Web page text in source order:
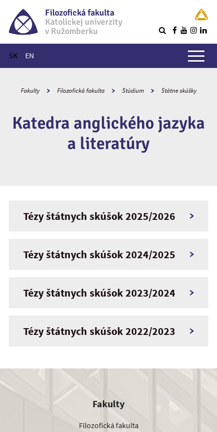
Filozofická fakulta
Katolíckej univerzity
v Ružomberku
SK EN
Hlavné menu
Fakulty Filozofická fakulta Štúdium Štátne skúšky
Katedra anglického jazyka
a literatúry
Tézy štátnych skúšok 2025/2026
Tézy štátnych skúšok 2024/2025
Tézy štátnych skúšok 2023/2024
Tézy štátnych skúšok 2022/2023
Fakulty
Filozofická fakulta